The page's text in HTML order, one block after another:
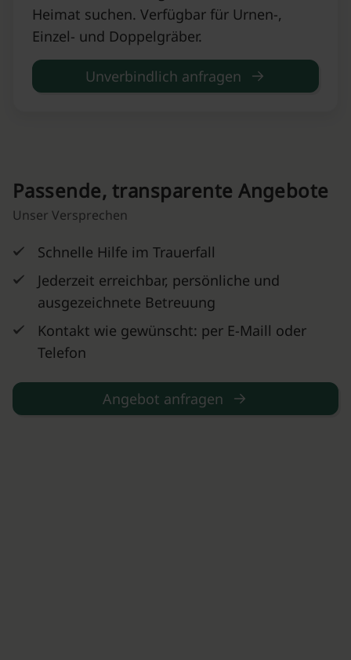
Heimat suchen. Verfügbar für Urnen-,
Einzel- und Doppelgräber.
Unverbindlich anfragen
Passende, transparente Angebote
Unser Versprechen
Schnelle Hilfe im Trauerfall
Jederzeit erreichbar, persönliche und
ausgezeichnete Betreuung
Kontakt wie gewünscht: per E-Maill oder
Telefon
Angebot anfragen